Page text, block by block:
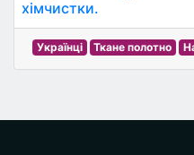
хімчистки.
Українці Ткане полотно